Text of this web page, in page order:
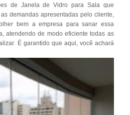
de Janela de Vidro para Sala que
demandas apresentadas pelo cliente,
bem a empresa para sanar essa
atendendo de modo eficiente todas as
É garantido que aqui, você achará